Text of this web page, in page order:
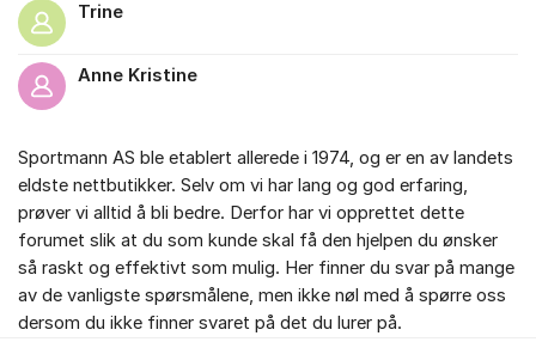
Trine
Anne Kristine
Sportmann AS ble etablert allerede i 1974, og er en av landets
eldste nettbutikker. Selv om vi har lang og god erfaring,
prøver vi alltid å bli bedre. Derfor har vi opprettet dette
forumet slik at du som kunde skal få den hjelpen du ønsker
så raskt og effektivt som mulig. Her finner du svar på mange
av de vanligste spørsmålene, men ikke nøl med å spørre oss
dersom du ikke finner svaret på det du lurer på.